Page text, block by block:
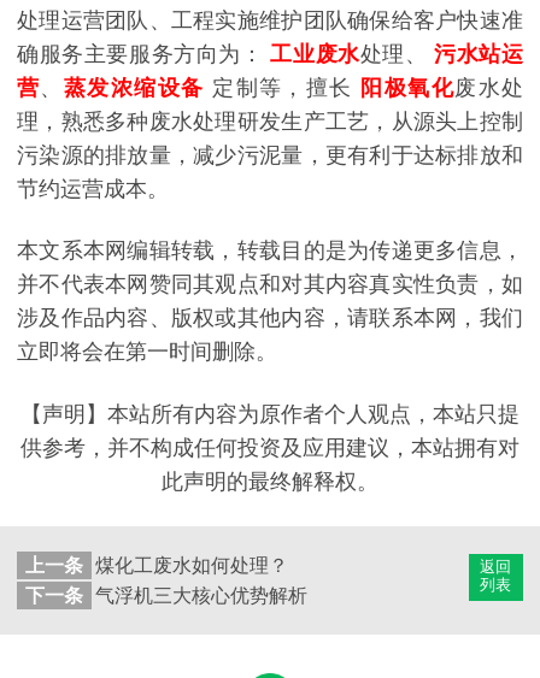
处理运营团队、工程实施维护团队确保给客户快速准
确服务主要服务方向为：工业废水处理、污水站运
营、 蒸发浓缩设备 定制等，擅长 阳极氧化废水处
理，熟悉多种废水处理研发生产工艺，从源头上控制
污染源的排放量，减少污泥量，更有利于达标排放和
节约运营成本。
本文系本网编辑转载，转载目的是为传递更多信息，
并不代表本网赞同其观点和对其内容真实性负责，如
涉及作品内容、版权或其他内容，请联系本网，我们
立即将会在第一时间删除。
【声明】本站所有内容为原作者个人观点，本站只提
供参考，并不构成任何投资及应用建议，本站拥有对
此声明的最终解释权。
返回
列表
上一条 煤化工废水如何处理？
下一条 气浮机三大核心优势解析